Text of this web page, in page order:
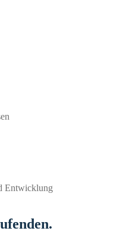
Entwicklung